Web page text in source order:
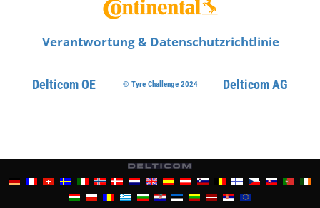
Verantwortung & Datenschutzrichtlinie
Delticom OE © Tyre Challenge 2024 Delticom AG